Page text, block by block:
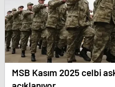
MSB Kasım 2025 celbi